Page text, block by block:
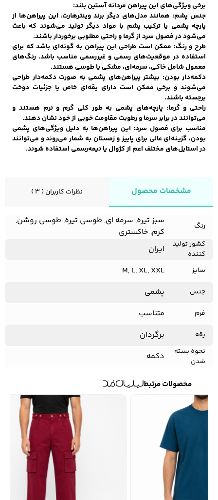
برخی ویژگی‌های این پیراهن مردانه آستین بلند:
جنس پشم: همانند مدل‌های دیگر برند وینترهارت، این پیراهن‌ها از
پارچه پشمی یا ترکیب پشم با مواد دیگر تولید می‌شوند که باعث
می‌شود در فصول سرد از گرما و راحتی مطلوبی برخوردار باشند.
طرح و رنگ: ممکن است طراحی این پیراهن به گونه‌ای باشد که برای
استفاده در موقعیت‌های رسمی و غیررسمی مناسب باشد. رنگ‌های
معمول شامل خاکی، سرمه‌ای، مشکی یا طوسی هستند.
دکمه‌دار بودن: بیشتر پیراهن‌های پشمی به صورت دکمه‌دار طراحی
می‌شوند و برخی ممکن است دارای یقه‌ای خاص یا جزئیات دوخت
برجسته باشند.
راحتی و گرما: پارچه‌های پشمی به طور کلی گرم و نرم هستند و
می‌توانند در برابر سرما و رطوبت مقاومت خوبی از خود نشان دهند.
مناسب برای فصول سرد: این پیراهن‌ها به دلیل ویژگی‌های پشمی
بودن، گزینه‌ای عالی برای پاییز و زمستان به شمار می‌روند و می‌توانند
در استایل‌های مختلف اعم از کژوال یا نیمه‌رسمی استفاده شوند.
مشخصات محصول نظرات کاربران ( 3 )
رنگ
سبز تیره, سرمه ای, طوسی تیره, طوسی روشن,
کرم, خاکستری
کشور تولید
کننده
ایران
سایز M, L, XL, XXL
جنس پشمی
فرم متناسب
یقه برگردان
نحوه بسته
شدن
دکمه
محصولات مرتبط